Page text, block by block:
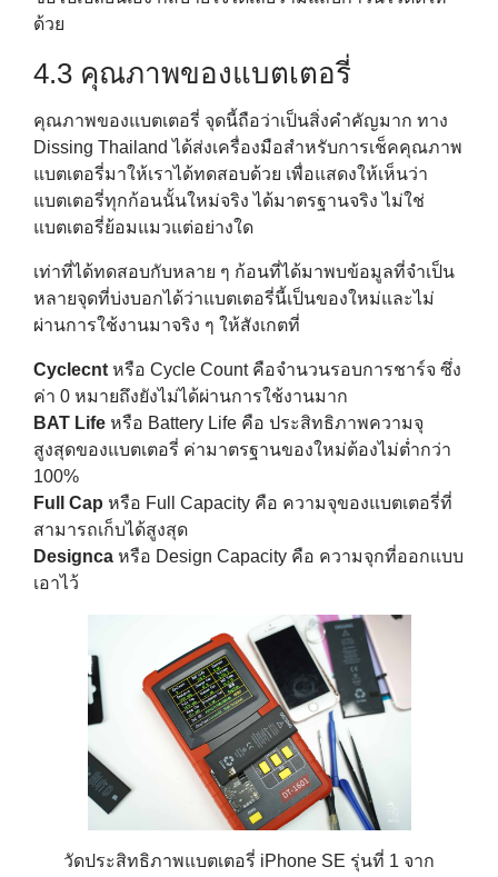
ด้วย
4.3 คุณภาพของแบตเตอรี่
คุณภาพของแบตเตอรี่ จุดนี้ถือว่าเป็นสิ่งคำคัญมาก ทาง
Dissing Thailand ได้ส่งเครื่องมือสำหรับการเช็คคุณภาพ
แบตเตอรี่มาให้เราได้ทดสอบด้วย เพื่อแสดงให้เห็นว่า
แบตเตอรี่ทุกก้อนนั้นใหม่จริง ได้มาตรฐานจริง ไม่ใช่
แบตเตอรี่ย้อมแมวแต่อย่างใด
เท่าที่ได้ทดสอบกับหลาย ๆ ก้อนที่ได้มาพบข้อมูลที่จำเป็น
หลายจุดที่บ่งบอกได้ว่าแบตเตอรี่นี้เป็นของใหม่และไม่
ผ่านการใช้งานมาจริง ๆ ให้สังเกตที่
Cyclecnt หรือ Cycle Count คือจำนวนรอบการชาร์จ ซึ่ง
ค่า 0 หมายถึงยังไม่ได้ผ่านการใช้งานมาก
BAT Life หรือ Battery Life คือ ประสิทธิภาพความจุ
สูงสุดของแบตเตอรี่ ค่ามาตรฐานของใหม่ต้องไม่ต่ำกว่า
100%
Full Cap หรือ Full Capacity คือ ความจุของแบตเตอรี่ที่
สามารถเก็บได้สูงสุด
Designca หรือ Design Capacity คือ ความจุกที่ออกแบบ
เอาไว้
วัดประสิทธิภาพแบตเตอรี่ iPhone SE รุ่นที่ 1 จาก